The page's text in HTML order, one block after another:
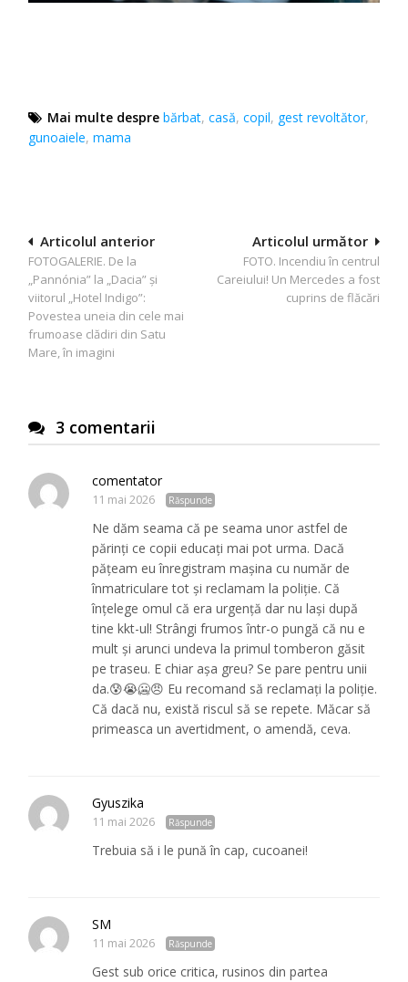
Mai multe despre bărbat,casă,copil, gest revoltător,
gunoaiele,mama
Navigare
în
articole
Articolul următor
FOTO. Incendiu în centrul
Careiului! Un Mercedes a fost
cuprins de flăcări
Articolul anterior
FOTOGALERIE. De la
„Pannónia” la „Dacia” și
viitorul „Hotel Indigo”:
Povestea uneia din cele mai
frumoase clădiri din Satu
Mare, în imagini
3 comentarii
comentator
11 mai 2026 Răspunde
Ne dăm seama că pe seama unor astfel de
părinți ce copii educați mai pot urma. Dacă
pățeam eu înregistram mașina cu număr de
înmatriculare tot și reclamam la poliție. Că
înțelege omul că era urgență dar nu lași după
tine kkt-ul! Strângi frumos într-o pungă că nu e
mult și arunci undeva la primul tomberon găsit
pe traseu. E chiar așa greu? Se pare pentru unii
da.😰😭🥶😠 Eu recomand să reclamați la poliție.
Că dacă nu, există riscul să se repete. Măcar să
primeasca un avertidment, o amendă, ceva.
Gyuszika
11 mai 2026 Răspunde
Trebuia să i le pună în cap, cucoanei!
SM
11 mai 2026 Răspunde
Gest sub orice critica, rusinos din partea